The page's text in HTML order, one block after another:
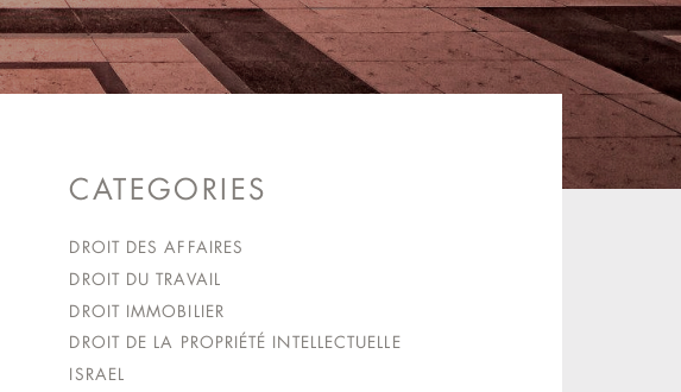
CATEGORIES
DROIT DES AFFAIRES
DROIT DU TRAVAIL
DROIT IMMOBILIER
DROIT DE LA PROPRIÉTÉ INTELLECTUELLE
ISRAEL